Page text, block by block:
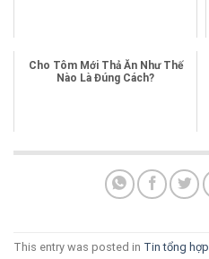
Cho Tôm Mới Thả Ăn Như Thế
Nào Là Đúng Cách?
This entry was posted in Tin tổng hợp